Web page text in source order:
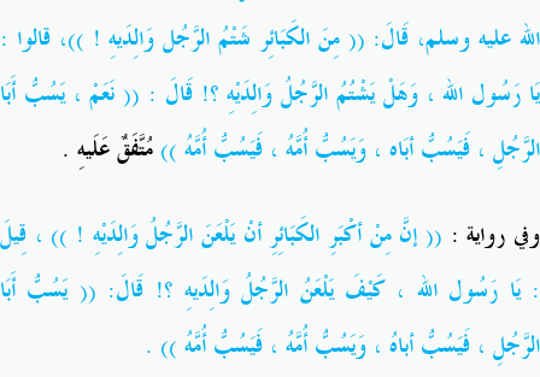
الله عليه وسلم، قَالَ: (( مِنَ الكَبَائِر شَتْمُ الرَّجُل وَالِدَيهِ ! ))، قالوا :
يَا رَسُول الله ، وَهَلْ يَشْتُمُ الرَّجُلُ وَالِدَيْهِ ؟! قَالَ : (( نَعَمْ ، يَسُبُّ أَبَا
الرَّجُلِ ، فَيَسُبُّ أبَاه ، وَيَسُبُّ أُمَّهُ ، فَيَسُبُّ أُمَّهُ ))مُتَّفَقٌ عَلَيهِ .
وفي رواية : (( إنَّ مِنْ أكْبَرِ الكَبَائِرِ أنْ يَلْعَنَ الرَّجُلُ وَالِدَيْهِ ! )) ، قِيلَ
: يَا رَسُول الله ، كَيْفَ يَلْعَنُ الرَّجُلُ وَالِدَيهِ ؟! قَالَ: (( يَسُبُّ أَبَا
الرَّجُلِ ، فَيَسُبُّ أباهُ ، وَيَسُبُّ أُمَّهُ ، فَيَسُبُّ أُمَّهُ )) .